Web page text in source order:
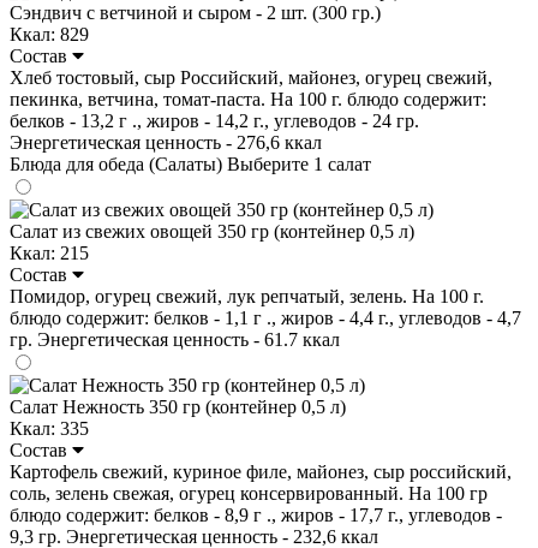
Сэндвич с ветчиной и сыром - 2 шт. (300 гр.)
Ккал: 829
Состав
Хлеб тостовый, сыр Российский, майонез, огурец свежий,
пекинка, ветчина, томат-паста. На 100 г. блюдо содержит:
белков - 13,2 г ., жиров - 14,2 г., углеводов - 24 гр.
Энергетическая ценность - 276,6 ккал
Блюда для обеда (Салаты) Выберите 1 салат
Салат из свежих овощей 350 гр (контейнер 0,5 л)
Ккал: 215
Состав
Помидор, огурец свежий, лук репчатый, зелень. На 100 г.
блюдо содержит: белков - 1,1 г ., жиров - 4,4 г., углеводов - 4,7
гр. Энергетическая ценность - 61.7 ккал
Салат Нежность 350 гр (контейнер 0,5 л)
Ккал: 335
Состав
Картофель свежий, куриное филе, майонез, сыр российский,
соль, зелень свежая, огурец консервированный. На 100 гр
блюдо содержит: белков - 8,9 г ., жиров - 17,7 г., углеводов -
9,3 гр. Энергетическая ценность - 232,6 ккал